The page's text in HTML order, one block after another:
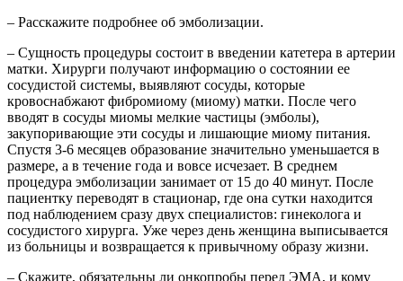
– Расскажите подробнее об эмболизации.
– Сущность процедуры состоит в введении катетера в артерии
матки. Хирурги получают информацию о состоянии ее
сосудистой системы, выявляют сосуды, которые
кровоснабжают фибромиому (миому) матки. После чего
вводят в сосуды миомы мелкие частицы (эмболы),
закупоривающие эти сосуды и лишающие миому питания.
Спустя 3-6 месяцев образование значительно уменьшается в
размере, а в течение года и вовсе исчезает. В среднем
процедура эмболизации занимает от 15 до 40 минут. После
пациентку переводят в стационар, где она сутки находится
под наблюдением сразу двух специалистов: гинеколога и
сосудистого хирурга. Уже через день женщина выписывается
из больницы и возвращается к привычному образу жизни.
– Скажите, обязательны ли онкопробы перед ЭМА, и кому